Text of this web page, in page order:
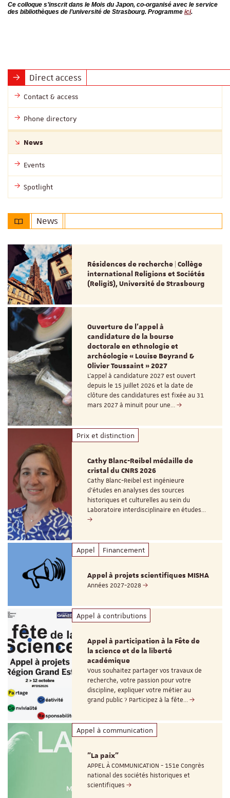
Ce colloque s’inscrit dans le Mois du Japon, co-organisé avec le service
des bibliothèques de l’université de Strasbourg. Programme ici.
Direct access
Contact & access
Phone directory
News
Events
Spotlight
News
Résidences de recherche | Collège
international Religions et Sociétés
(ReligiS), Université de Strasbourg
Ouverture de l'appel à
candidature de la bourse
doctorale en ethnologie et
archéologie « Louise Beyrand &
Olivier Toussaint » 2027
L’appel à candidature 2027 est ouvert
depuis le 15 juillet 2026 et la date de
clôture des candidatures est fixée au 31
mars 2027 à minuit pour une…
Prix et distinction
Cathy Blanc-Reibel médaille de
cristal du CNRS 2026
Cathy Blanc-Reibel est ingénieure
d’études en analyses des sources
historiques et culturelles au sein du
Laboratoire interdisciplinaire en études…
Appel Financement
Appel à projets scientifiques MISHA
Années 2027-2028
Appel à contributions
Appel à participation à la Fête de
la science et de la liberté
académique
Vous souhaitez partager vos travaux de
recherche, votre passion pour votre
discipline, expliquer votre métier au
grand public ? Participez à la fête…
Appel à communication
"La paix"
APPEL À COMMUNICATION - 151e Congrès
national des sociétés historiques et
scientifiques